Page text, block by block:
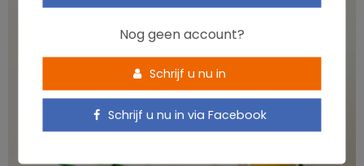
Nog geen account?
Schrijf u nu in
Schrijf u nu in via Facebook